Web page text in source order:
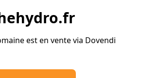
est en vente via Dovendi